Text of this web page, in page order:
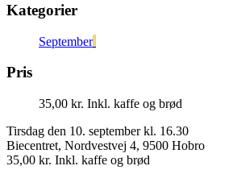
Kategorier
September
Pris
35,00 kr. Inkl. kaffe og brød
Tirsdag den 10. september kl. 16.30
Biecentret, Nordvestvej 4, 9500 Hobro
35,00 kr. Inkl. kaffe og brød